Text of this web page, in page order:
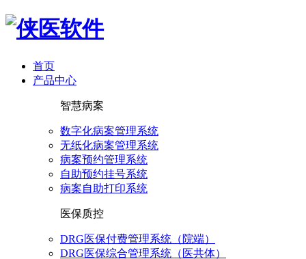
首页
产品中心
智慧病案
数字化病案管理系统
无纸化病案管理系统
病案预约管理系统
自助预约挂号系统
病案自助打印系统
医保质控
DRG医保付费管理系统（院端）
DRG医保综合管理系统（医共体）